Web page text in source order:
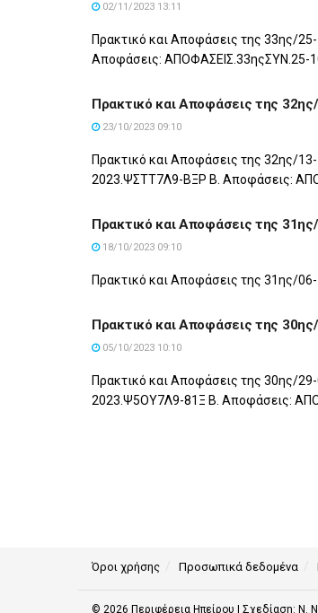
02/11/2023 13:11
Πρακτικό και Αποφάσεις της 33ης/
Αποφάσεις: ΑΠΟΦΑΣΕΙΣ.33ηςΣΥΝ.25-
Πρακτικό και Αποφάσεις της
23/10/2023 09:10
Πρακτικό και Αποφάσεις της 32ης/
2023.ΨΣΤΤ7Λ9-ΒΞΡ Β. Αποφάσεις:
Πρακτικό και Αποφάσεις της
18/10/2023 09:10
Πρακτικό και Αποφάσεις της 31ης/
Πρακτικό και Αποφάσεις της
05/10/2023 10:10
Πρακτικό και Αποφάσεις της 30ης/
2023.Ψ5ΟΥ7Λ9-81Ξ Β. Αποφάσεις:
Όροι χρήσης Προσωπικά δεδομένα
© 2026 Περιφέρεια Ηπείρου | Σχεδίαση: Ν.